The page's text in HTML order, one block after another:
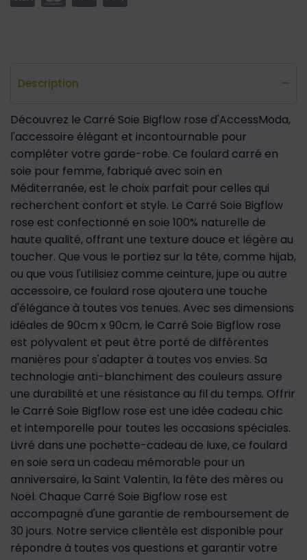
Description
Découvrez le Carré Soie Bigflow rose d'AccessModa,
l'accessoire élégant et incontournable pour
compléter votre garde-robe. Ce foulard carré en
soie pour femme, fabriqué avec soin en
Méditerranée, est le choix parfait pour celles qui
recherchent confort et style. Le Carré Soie Bigflow
rose est confectionné en soie 100% naturelle de
haute qualité, offrant une texture douce et légère au
toucher. Que vous le portiez sur la tête, comme hijab,
ou que vous l'utilisiez comme ceinture, jupe ou autre
accessoire, ce foulard rose ajoutera une touche
d'élégance à toutes vos tenues. Avec ses dimensions
idéales de 90cm x 90cm, le Carré Soie Bigflow rose
est polyvalent et peut être porté de différentes
manières pour s'adapter à toutes vos envies. Sa
technologie anti-blanchiment des couleurs assure
une durabilité et une résistance au fil du temps. Offrir
le Carré Soie Bigflow rose est une idée cadeau chic
et intemporelle pour toutes les occasions spéciales.
Livré dans une pochette-cadeau de luxe, ce foulard
en soie sera un cadeau mémorable pour un
anniversaire, la Saint Valentin, la fête des mères ou
Noël. Chaque Carré Soie Bigflow rose est
accompagné d'une garantie de remboursement de
30 jours. Notre service clientèle est disponible pour
répondre à toutes vos questions et garantir votre